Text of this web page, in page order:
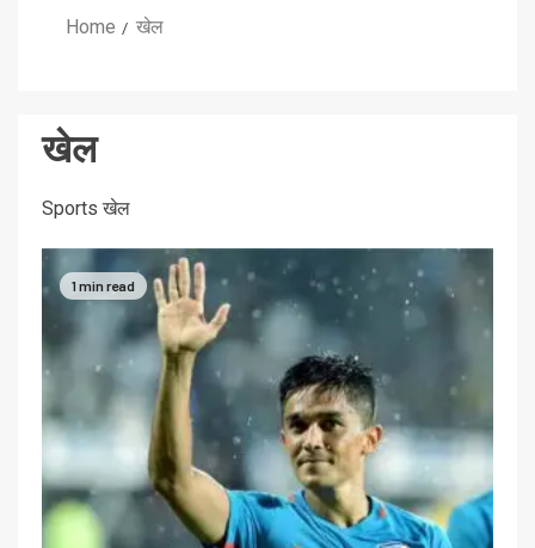
Home खेल
खेल
Sports खेल
1 min read